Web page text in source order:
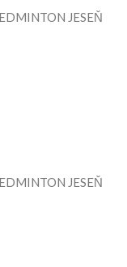
JESEŇ
JESEŇ